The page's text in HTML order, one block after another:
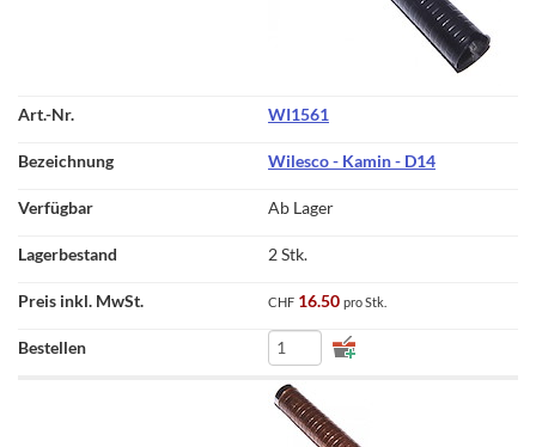
WI1561
Wilesco - Kamin - D14
Ab Lager
2 Stk.
CHF 16.50 pro Stk.